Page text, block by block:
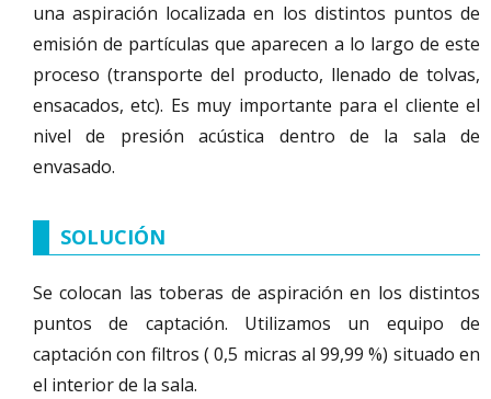
una aspiración localizada en los distintos puntos de
emisión de partículas que aparecen a lo largo de este
proceso (transporte del producto, llenado de tolvas,
ensacados, etc). Es muy importante para el cliente el
nivel de presión acústica dentro de la sala de
envasado.
SOLUCIÓN
Se colocan las toberas de aspiración en los distintos
puntos de captación. Utilizamos un equipo de
captación con filtros ( 0,5 micras al 99,99 %) situado en
el interior de la sala.